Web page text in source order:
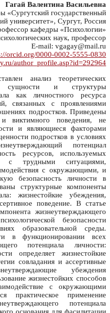
Гагай Валентина Васильевна
государственный
университет», Сургут, Россия
кафедры «Психологии»
наук, профессор
E-mail: vgagay@mail.ru
orcid.org/0000-0002-5555-0830
author_profile.asp?id=292964
анализ теоретических
и структуры
как личностного ресурса
связанных с проявлениями
подростков. Приведены
и виктимного поведения, не
и являющиеся факторами
подростков в условиях
потенциал
ресурсов, используемых
с трудными ситуациями,
с окружающими, и
безопасность личности в
структурные компоненты
жизнестойкие убеждения,
поведение. В статье
жизнеутверждающего
безопасности
образовательной среды.
в функционировании всех
потенциала личности:
определяет жизнестойкие
совладания и ассертивные
убеждения
жизнестойких способов
с окружающими
практическое применение
потенциала